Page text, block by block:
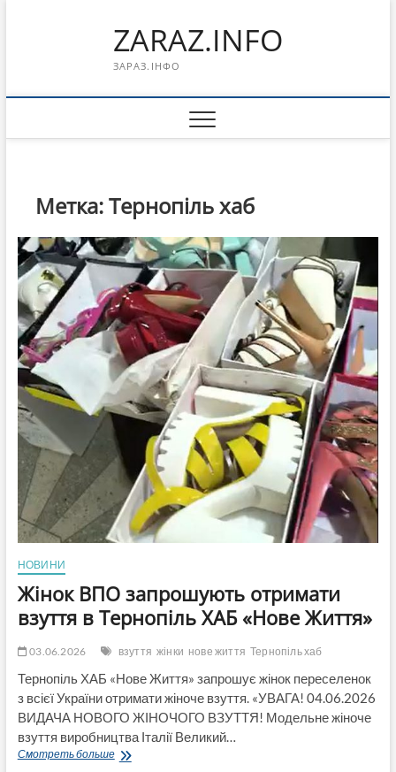
ZARAZ.INFO
ЗАРАЗ.ІНФО
Метка:Тернопіль хаб
НОВИНИ
Жінок ВПО запрошують отримати
взуття в Тернопіль ХАБ «Нове Життя»
03.06.2026 взуття жінки нове життя Тернопіль хаб
Тернопіль ХАБ «Нове Життя» запрошує жінок переселенок
з всієї України отримати жіноче взуття. «УВАГА! 04.06.2026
ВИДАЧА НОВОГО ЖІНОЧОГО ВЗУТТЯ! Модельне жіноче
взуття виробництва Італії Великий…
Смотреть большеЖінок